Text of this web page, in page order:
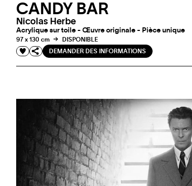
CANDY BAR
Nicolas Herbe
Acrylique sur toile - Œuvre originale - Pièce unique
97 x 130 cm
DISPONIBLE
DEMANDER DES INFORMATIONS